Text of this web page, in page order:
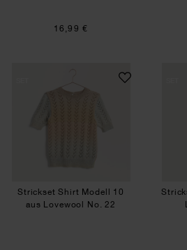
16,99 €
Strickset Shirt Modell
Strickset Shirt Modell 10
aus Lovewool No. 22